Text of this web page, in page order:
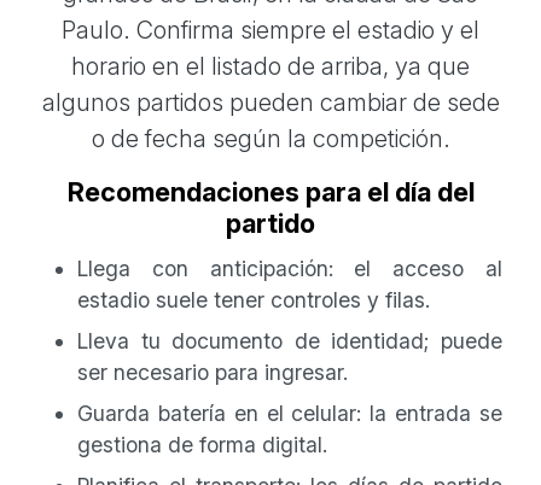
Paulo. Confirma siempre el estadio y el
horario en el listado de arriba, ya que
algunos partidos pueden cambiar de sede
o de fecha según la competición.
Recomendaciones para el día del
partido
Llega con anticipación: el acceso al
estadio suele tener controles y filas.
Lleva tu documento de identidad; puede
ser necesario para ingresar.
Guarda batería en el celular: la entrada se
gestiona de forma digital.